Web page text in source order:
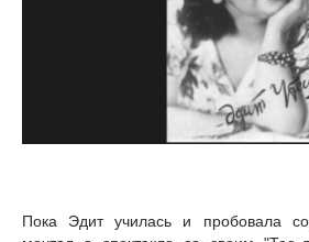
Пока Эдит училась и пробовала